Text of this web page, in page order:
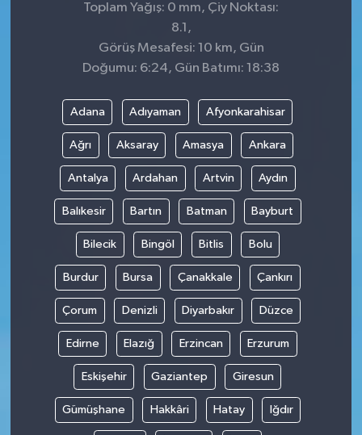
Toplam Yağış: 0 mm, Çiy Noktası:
8.1,
Görüş Mesafesi: 10 km, Gün
Doğumu: 6:24, Gün Batımı: 18:38
Adana Adıyaman Afyonkarahisar
Ağrı Aksaray Amasya Ankara
Antalya Ardahan Artvin Aydın
Balıkesir Bartın Batman Bayburt
Bilecik Bingöl Bitlis Bolu
Burdur Bursa Çanakkale Çankırı
Çorum Denizli Diyarbakır Düzce
Edirne Elazığ Erzincan Erzurum
Eskişehir Gaziantep Giresun
Gümüşhane Hakkâri Hatay Iğdır